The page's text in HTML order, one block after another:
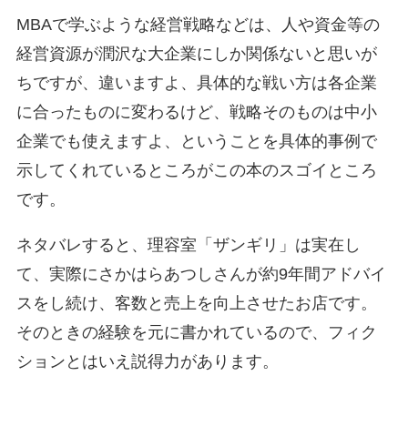
MBAで学ぶような経営戦略などは、人や資金等の
経営資源が潤沢な大企業にしか関係ないと思いが
ちですが、違いますよ、具体的な戦い方は各企業
に合ったものに変わるけど、戦略そのものは中小
企業でも使えますよ、ということを具体的事例で
示してくれているところがこの本のスゴイところ
です。
ネタバレすると、理容室「ザンギリ」は実在し
て、実際にさかはらあつしさんが約9年間アドバイ
スをし続け、客数と売上を向上させたお店です。
そのときの経験を元に書かれているので、フィク
ションとはいえ説得力があります。